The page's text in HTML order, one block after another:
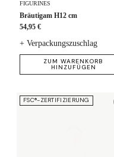
FIGURINES
Bräutigam H12 cm
54,95 €
+ Verpackungszuschlag
ZUM WARENKORB
HINZUFÜGEN
Braut H17 cm
FSC®-ZERTIFIZIERUNG